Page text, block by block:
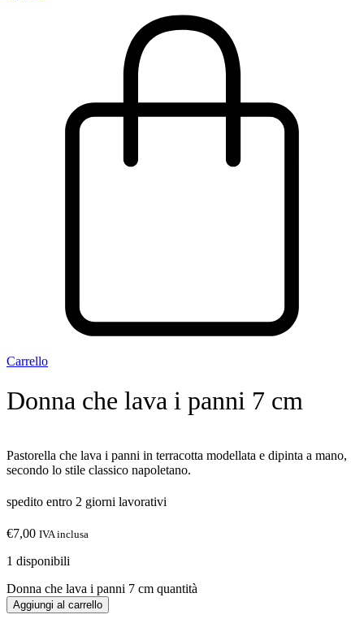
Carrello
Donna che lava i panni 7 cm
Pastorella che lava i panni in terracotta modellata e dipinta a mano,
secondo lo stile classico napoletano.
spedito entro 2 giorni lavorativi
€7,00 IVA inclusa
1 disponibili
Donna che lava i panni 7 cm quantità
Aggiungi al carrello